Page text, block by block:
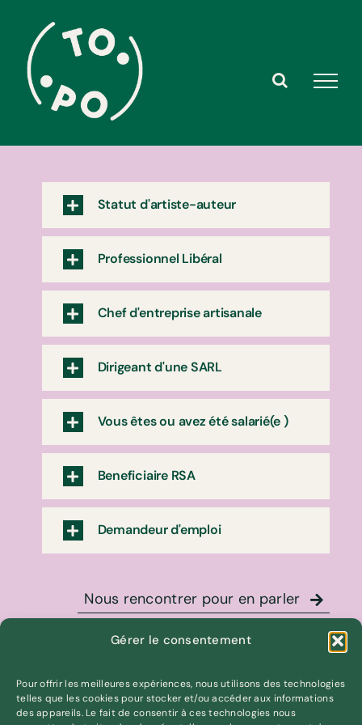
Gérer le consentement
Pour offrir les meilleures expériences, nous utilisons des technologies
telles que les cookies pour stocker et/ou accéder aux informations
des appareils. Le fait de consentir à ces technologies nous
content
Pour aider l’artiste à construire sa
Statut d'artiste-auteur
Professionnel Libéral
Chef d'entreprise artisanale
Dirigeant d'une SARL
Vous êtes ou avez été salarié(e )
Beneficiaire RSA
Demandeur d'emploi
Nous rencontrer pour en parler